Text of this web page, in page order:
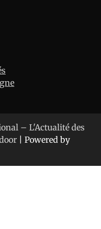
– L'Actualité des
| Powered by